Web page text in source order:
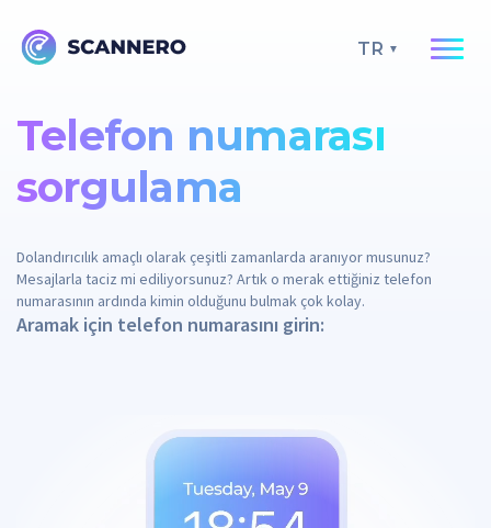
TR
Telefon numarası
sorgulama
Dolandırıcılık amaçlı olarak çeşitli zamanlarda aranıyor musunuz?
Mesajlarla taciz mi ediliyorsunuz? Artık o merak ettiğiniz telefon
numarasının ardında kimin olduğunu bulmak çok kolay.
Aramak için telefon numarasını girin: